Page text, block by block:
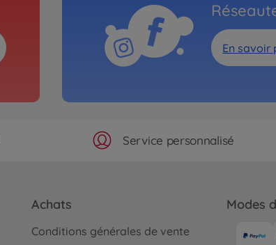
En savoir
Service personnalisé
Achats
Conditions générales de vente
Modes